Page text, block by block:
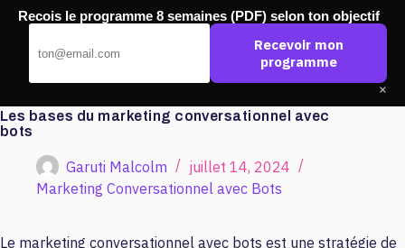
Passer
Les bases du marketing conversationnel avec
bots
Garuti Malcolm
juillet 14, 2024
Marketing Conversationnel avec Bots
Le marketing conversationnel avec bots est une stratégie de
Recois le programme 8 semaines (PDF) selon ton objectif
Recevoir mon
programme
×